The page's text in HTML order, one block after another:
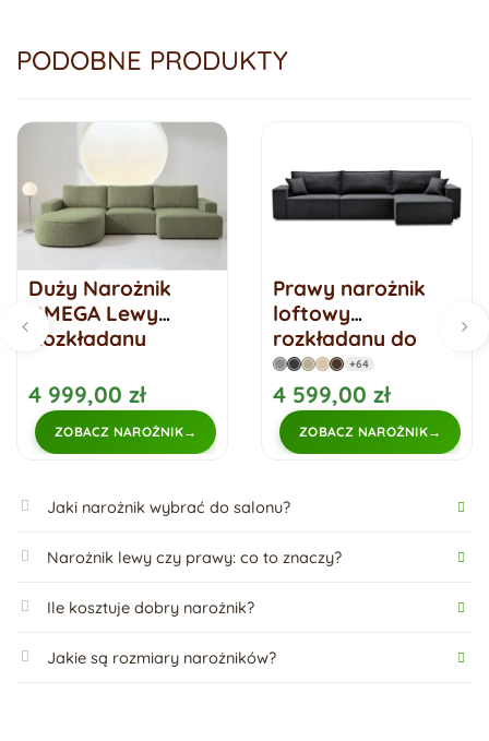
PODOBNE PRODUKTY
Duży Narożnik
OMEGA Lewy
Rozkładany
284 cm Zielony
4 999,00 zł
ZOBACZ NAROŻNIK
Prawy narożnik
loftowy
rozkładany do
salonu GRANDE
+64
4 599,00 zł
ZOBACZ NAROŻNIK
Jaki narożnik wybrać do salonu?
Narożnik lewy czy prawy: co to znaczy?
Ile kosztuje dobry narożnik?
Jakie są rozmiary narożników?